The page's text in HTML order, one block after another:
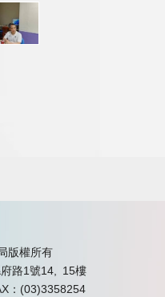
版權所有
路1號14, 15樓
：(03)3358254